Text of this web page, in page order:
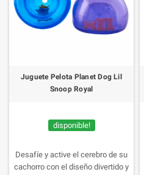
Juguete Pelota Planet Dog Lil
Snoop Royal
disponible!
Desafíe y active el cerebro de su
cachorro con el diseño divertido y